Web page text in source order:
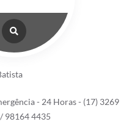
- 24 Horas - (17) 3269
98164 4435